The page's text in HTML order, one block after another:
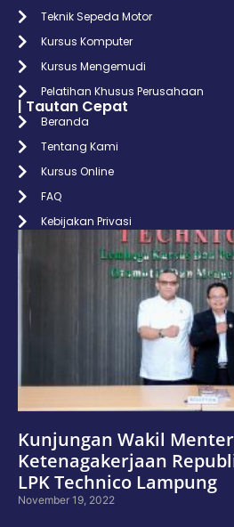
Teknik Sepeda Motor
Kursus Komputer
Kursus Mengemudi
Pelatihan Khusus Perusahaan
| Tautan Cepat
Beranda
Tentang Kami
Kursus Online
FAQ
Kebijakan Privasi
Kunjungan Wakil
Ketenagakerjaan
LPK Technico Lampung
November 19, 2022